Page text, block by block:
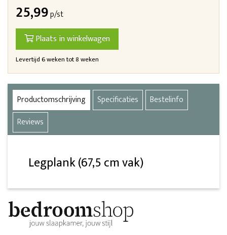
25,99p/st
Plaats in winkelwagen
Levertijd 6 weken tot 8 weken
Productomschrijving Specificaties
Bestelinfo
Reviews
Legplank (67,5 cm vak)